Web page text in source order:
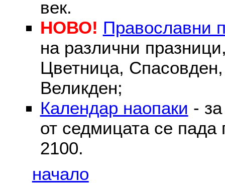
век.
НОВО! Православни
на различни
Цветница, Спасовден,
Великден;
Календар наопаки -
от седмицата се пада
2100.
начало